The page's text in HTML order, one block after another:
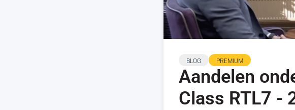
BLOG PREMIUM
Aandelen
Class RTL7 -